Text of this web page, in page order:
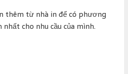
thêm từ nhà in để có phương
cho nhu cầu của mình.